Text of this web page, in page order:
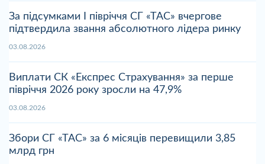
За підсумками І півріччя СГ «ТАС» вчергове
підтвердила звання абсолютного лідера ринку
03.08.2026
Виплати СК «Експрес Страхування» за перше
півріччя 2026 року зросли на 47,9%
03.08.2026
Збори СГ «ТАС» за 6 місяців перевищили 3,85
млрд грн